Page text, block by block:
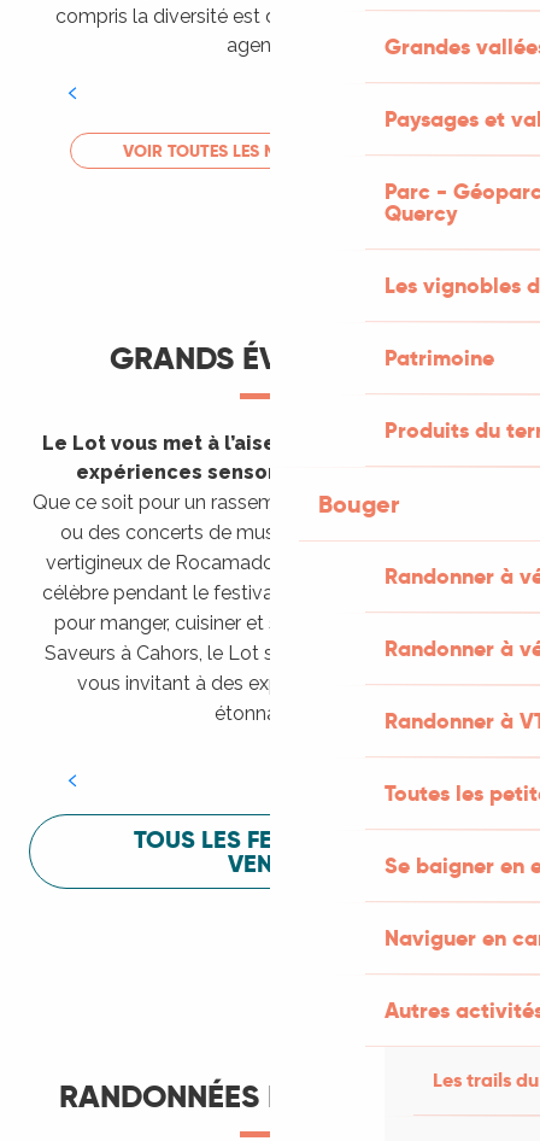
Grandes
Paysages et
Parc -
Quercy
Les vignobles
Patrimoine
Produits du
Bouger
Randonner à
Randonner à
Randonner à
Toutes les
Se baigner en
Naviguer en
Autres
Les trails
compris la diversité est de mise, alors tous à vos
agendas !
LIRE LA SUITE
VOIR TOUTES LES MANIFESTATIONS
GRANDS ÉVÈNEMENTS
Le Lot vous met à l’aise en vous invitant à des
expériences sensorielles étonnantes !
Que ce soit pour un rassemblement de montgolfières
ou des concerts de musique sacrée dans le site
vertigineux de Rocamadour, pour écouter un opéra
célèbre pendant le festival de Saint-Céré ou encore
pour manger, cuisiner et s’amuser pendant Lot of
Saveurs à Cahors, le Lot sait vous mettre à l’aise en
vous invitant à des expériences sensorielles
étonnantes !
Festival Lot of Saveurs
TOUS LES FESTIVALS À
VENIR
RANDONNÉES ET ITINÉRANCE